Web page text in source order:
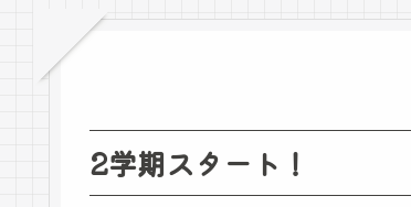
2学期スタート！